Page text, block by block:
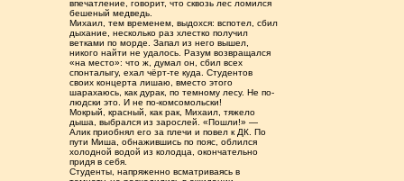
впечатление, говорит, что сквозь лес ломился
бешеный медведь.
Михаил, тем временем, выдохся: вспотел, сбил
дыхание, несколько раз хлестко получил
ветками по морде. Запал из него вышел,
никого найти не удалось. Разум возвращался
«на место»: что ж, думал он, сбил всех
спонталыгу, ехал чёрт-те куда. Студентов
своих концерта лишаю, вместо этого
шарахаюсь, как дурак, по темному лесу. Не по-
людски это. И не по-комсомольски!
Мокрый, красный, как рак, Михаил, тяжело
дыша, выбрался из зарослей. «Пошли!» —
Алик приобнял его за плечи и повел к ДК. По
пути Миша, обнажившись по пояс, облился
холодной водой из колодца, окончательно
придя в себя.
Студенты, напряженно всматриваясь в